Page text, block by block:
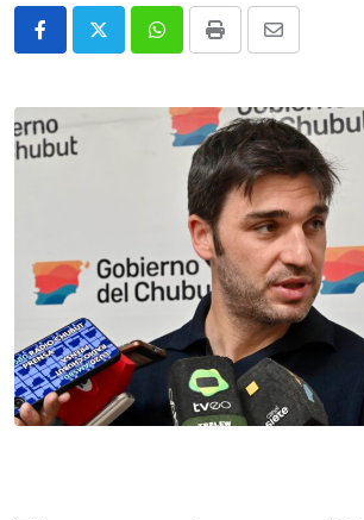
WhatsappPrint
Share
Email